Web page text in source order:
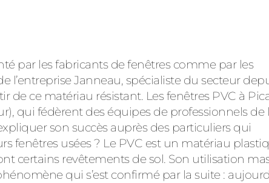
par les fabricants de fenêtres comme par les
Janneau, spécialiste du secteur
ce matériau résistant. Les fenêtres PVC à
qui fédèrent des équipes de professionnels de
son succès auprès des particuliers qui
fenêtres usées ? Le PVC est un matériau
certains revêtements de sol. Son utilisation
qui s’est confirmé par la suite :